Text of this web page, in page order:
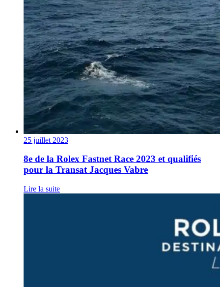
25 juillet 2023
8e de la Rolex Fastnet Race 2023 et qualifiés
pour la Transat Jacques Vabre
Lire la suite